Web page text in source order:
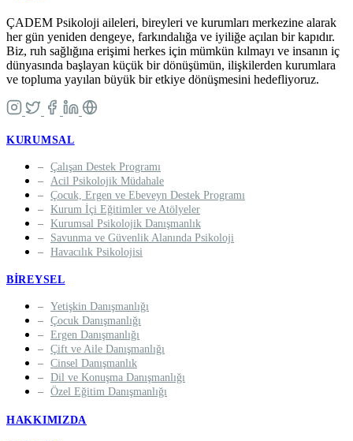
ÇADEM Psikoloji aileleri, bireyleri ve kurumları merkezine alarak
her gün yeniden dengeye, farkındalığa ve iyiliğe açılan bir kapıdır.
Biz, ruh sağlığına erişimi herkes için mümkün kılmayı ve insanın iç
dünyasında başlayan küçük bir dönüşümün, ilişkilerden kurumlara
ve topluma yayılan büyük bir etkiye dönüşmesini hedefliyoruz.
KURUMSAL
Çalışan Destek Programı
Acil Psikolojik Müdahale
Çocuk, Ergen ve Ebeveyn Destek Programı
Kurum İçi Eğitimler ve Atölyeler
Kurumsal Psikolojik Danışmanlık
Savunma ve Güvenlik Alanında Psikoloji
Havacılık Psikolojisi
BIREYSEL
Yetişkin Danışmanlığı
Çocuk Danışmanlığı
Ergen Danışmanlığı
Çift ve Aile Danışmanlığı
Cinsel Danışmanlık
Dil ve Konuşma Danışmanlığı
Özel Eğitim Danışmanlığı
HAKKIMIZDA